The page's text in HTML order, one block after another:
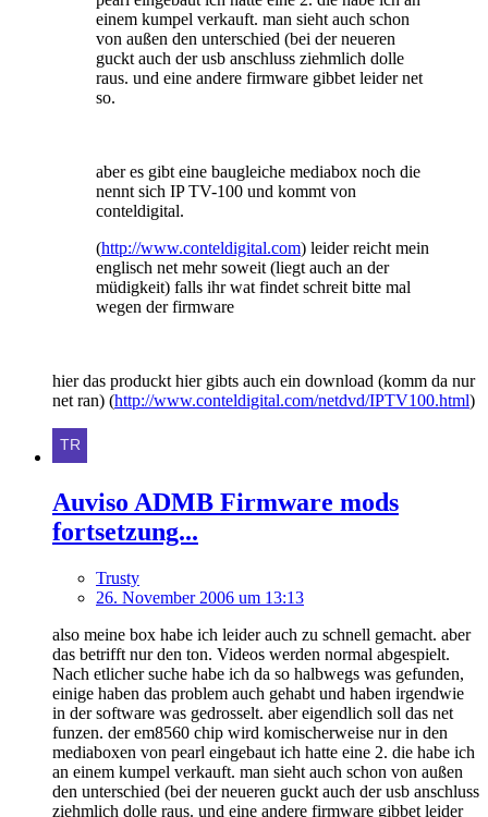
einem kumpel verkauft. man sieht auch schon
von außen den unterschied (bei der neueren
guckt auch der usb anschluss ziehmlich dolle
raus. und eine andere firmware gibbet leider net
so.
aber es gibt eine baugleiche mediabox noch die
nennt sich IP TV-100 und kommt von
conteldigital.
(http://www.conteldigital.com) leider reicht mein
englisch net mehr soweit (liegt auch an der
müdigkeit) falls ihr wat findet schreit bitte mal
wegen der firmware
hier das produckt hier gibts auch ein download (komm da nur
net ran) (http://www.conteldigital.com/netdvd/IPTV100.html)
Auviso ADMB Firmware mods
fortsetzung...
Trusty
26. November 2006 um 13:13
also meine box habe ich leider auch zu schnell gemacht. aber
das betrifft nur den ton. Videos werden normal abgespielt.
Nach etlicher suche habe ich da so halbwegs was gefunden,
einige haben das problem auch gehabt und haben irgendwie
in der software was gedrosselt. aber eigendlich soll das net
funzen. der em8560 chip wird komischerweise nur in den
mediaboxen von pearl eingebaut ich hatte eine 2. die habe ich
an einem kumpel verkauft. man sieht auch schon von außen
den unterschied (bei der neueren guckt auch der usb anschluss
ziehmlich dolle raus. und eine andere firmware gibbet leider